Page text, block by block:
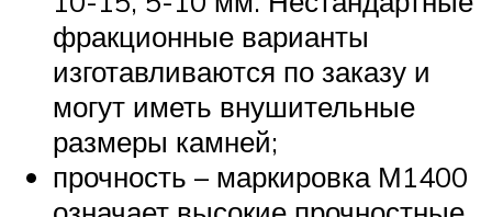
фракционные варианты
изготавливаются по заказу и
могут иметь внушительные
размеры камней;
прочность – маркировка М1400